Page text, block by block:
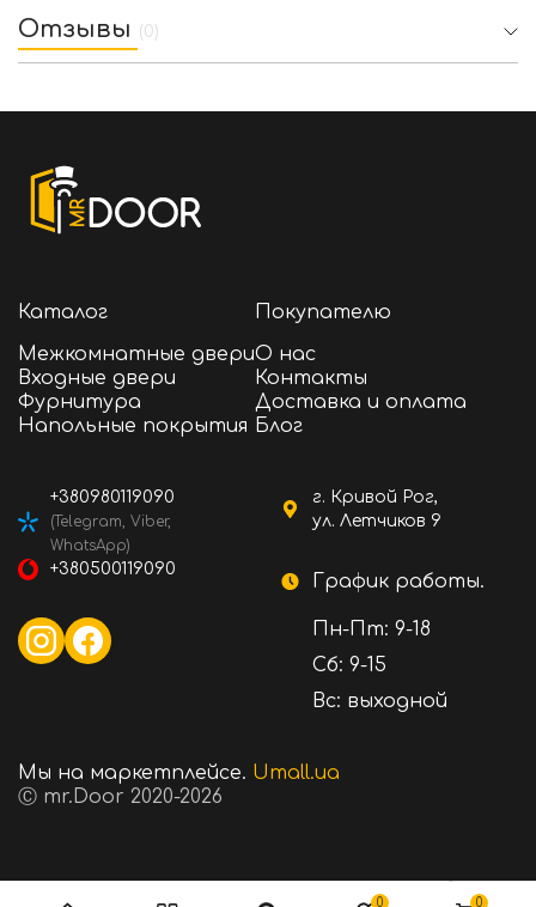
0 0
Отзывы (0)
Каталог
Межкомнатные двери
Входные двери
Фурнитура
Напольные покрытия
Покупателю
О нас
Контакты
Доставка и оплата
Блог
г. Кривой Рог,
ул. Летчиков 9
График работы.
Пн-Пт: 9-18
Сб: 9-15
Вс: выходной
+380980119090
(Telegram, Viber,
WhatsApp)
+380500119090
Ⓒ mr.Door 2020-2026
Мы на маркетплейсе. Umall.ua